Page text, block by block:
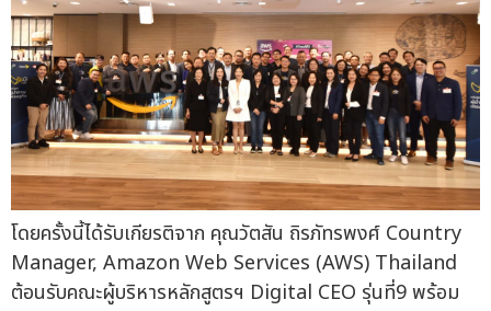
โดยครั้งนี้ได้รับเกียรติจาก คุณวัตสัน ถิรภัทรพงศ์ Country
Manager, Amazon Web Services (AWS) Thailand
ต้อนรับคณะผู้บริหารหลักสูตรฯ Digital CEO รุ่นที่9 พร้อม